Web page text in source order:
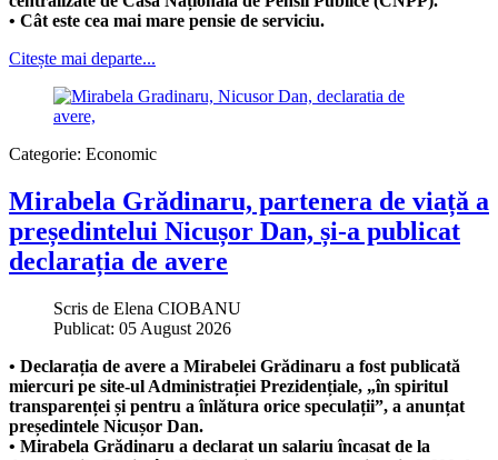
• Cât este cea mai mare pensie de serviciu.
Citește mai departe...
Categorie: Economic
Mirabela Grădinaru, partenera de viață a
președintelui Nicușor Dan, și-a publicat
declarația de avere
Scris de Elena CIOBANU
Publicat: 05 August 2026
• Declarația de avere a Mirabelei Grădinaru a fost publicată
miercuri pe site-ul Administrației Prezidențiale, „în spiritul
transparenței și pentru a înlătura orice speculații”, a anunțat
președintele Nicușor Dan.
• Mirabela Grădinaru a declarat un salariu încasat de la